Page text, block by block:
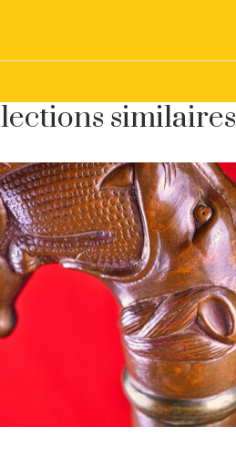
similaires